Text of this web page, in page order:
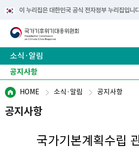
이 누리집은 대한민국 공식 전자정부 누리집입니
소식·알림
공지사항
보도자료
오늘의 주요기사
주요 행사
유관사이트
HOME 소식·알림 공지사항
공지사항
국가기본계획수립